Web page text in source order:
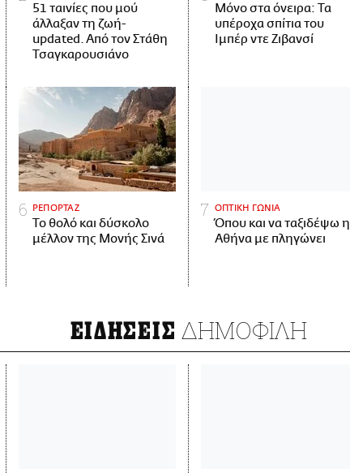
51 ταινίες που μού
άλλαξαν τη ζωή-
updated. Aπό τον Στάθη
Τσαγκαρουσιάνο
Μόνο στα όνειρα: Τα
υπέροχα σπίτια του
Ιμπέρ ντε Ζιβανσί
ΡΕΠΟΡΤΑΖ
Το θολό και δύσκολο
μέλλον της Μονής Σινά
ΟΠΤΙΚΗ ΓΩΝΙΑ
Όπου και να ταξιδέψω η
Αθήνα με πληγώνει
ΕΙΔΗΣΕΙΣ ΔΗΜΟΦΙΛΗ